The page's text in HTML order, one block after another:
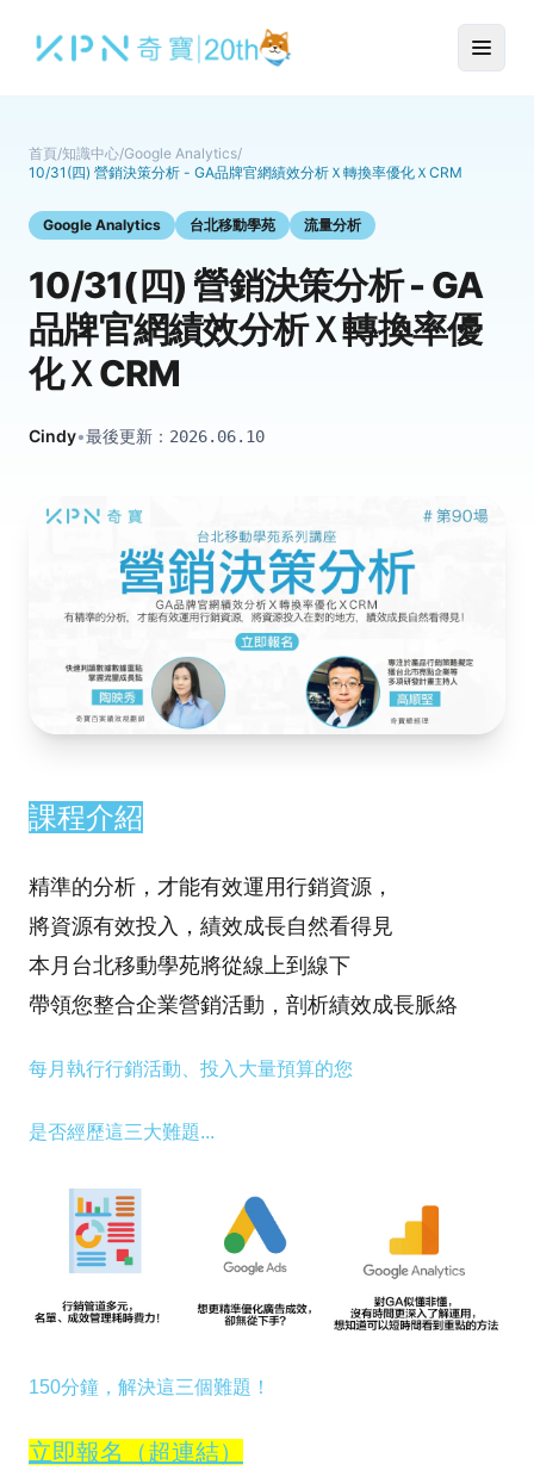
首頁/知識中心/Google Analytics/
10/31(四) 營銷決策分析 - GA品牌官網績效分析Ｘ轉換率優化ＸCRM
Google Analytics 台北移動學苑 流量分析
10/31(四) 營銷決策分析 - GA
品牌官網績效分析Ｘ轉換率優
化ＸCRM
Cindy•最後更新： 2026.06.10
課程介紹
精準的分析，才能有效運用行銷資源，
將資源有效投入，績效成長自然看得見
本月台北移動學苑將從線上到線下
帶領您整合企業營銷活動，剖析績效成長脈絡
每月執行行銷活動、投入大量預算的您
是否經歷這三大難題...
150分鐘，解決這三個難題！
立即報名（超連結）